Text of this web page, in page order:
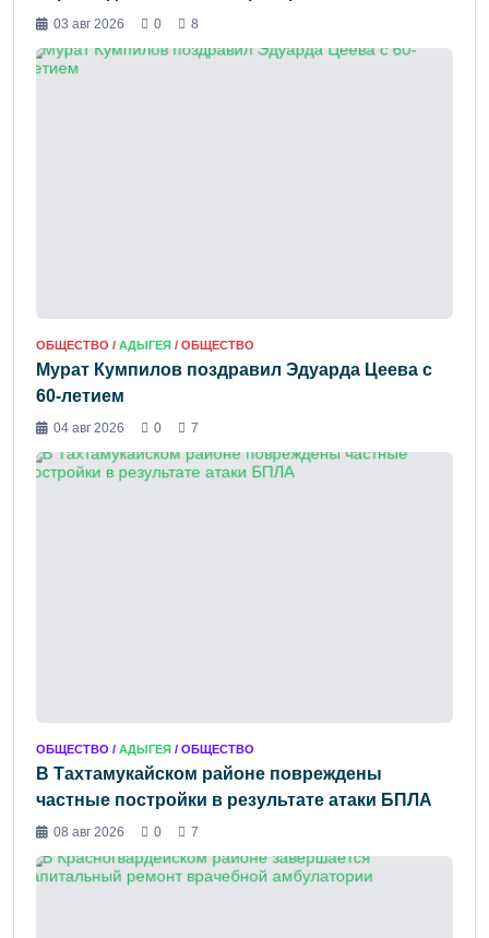
03 авг 2026 0 8
ОБЩЕСТВО / АДЫГЕЯ / ОБЩЕСТВО
Мурат Кумпилов поздравил Эдуарда Цеева с
60-летием
04 авг 2026 0 7
ОБЩЕСТВО / АДЫГЕЯ / ОБЩЕСТВО
В Тахтамукайском районе повреждены
частные постройки в результате атаки БПЛА
08 авг 2026 0 7